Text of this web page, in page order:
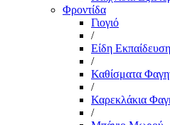
Φροντίδα
Γιογιό
/
Είδη
/
Καθίσματα
/
Καρεκλάκια
/